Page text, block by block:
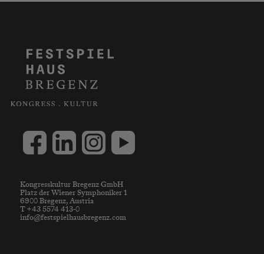
Kongresskultur Bregenz GmbH
Platz der Wiener Symphoniker 1
6900 Bregenz, Austria
T +43 5574 413-0
info@festspielhausbregenz.com